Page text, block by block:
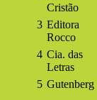
Cristão
3 Editora
Rocco
4 Cia. das
Letras
5 Gutenberg